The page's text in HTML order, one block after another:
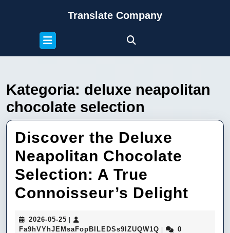
Translate Company
Open
Button
Kategoria: deluxe neapolitan
chocolate selection
Discover the Deluxe
Neapolitan Chocolate
Selection: A True
Connoisseur’s Delight
2026-05-25 2026-
05-
Fa9hVYhJEMsaFopBILEDSs9IZUQW1Q
0